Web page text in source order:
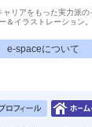
リアをもった実力派の
＆イラストレーション。
e-spaceについて